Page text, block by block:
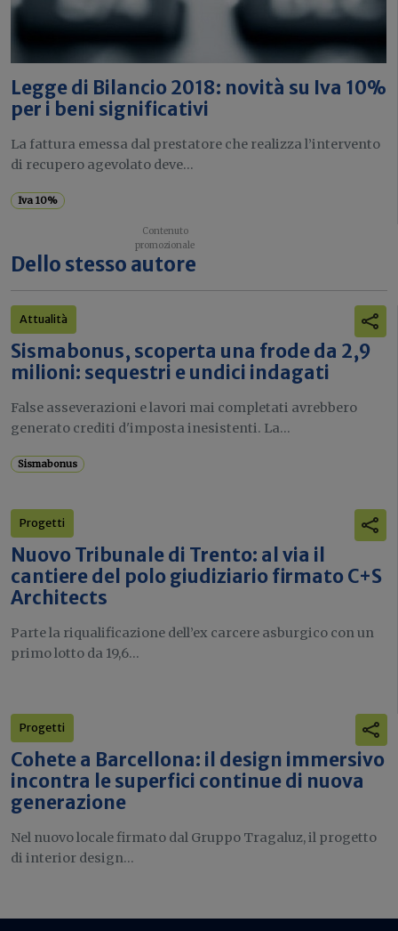
Legge di Bilancio 2018: novità su Iva 10%
per i beni significativi
La fattura emessa dal prestatore che realizza l’intervento
di recupero agevolato deve...
Iva 10%
Dello stesso autore
Attualità
Sismabonus, scoperta una frode da 2,9
milioni: sequestri e undici indagati
False asseverazioni e lavori mai completati avrebbero
generato crediti d'imposta inesistenti. La...
Sismabonus
Progetti
Nuovo Tribunale di Trento: al via il
cantiere del polo giudiziario firmato C+S
Architects
Parte la riqualificazione dell’ex carcere asburgico con un
primo lotto da 19,6...
Progetti
Cohete a Barcellona: il design immersivo
incontra le superfici continue di nuova
generazione
Nel nuovo locale firmato dal Gruppo Tragaluz, il progetto
di interior design...